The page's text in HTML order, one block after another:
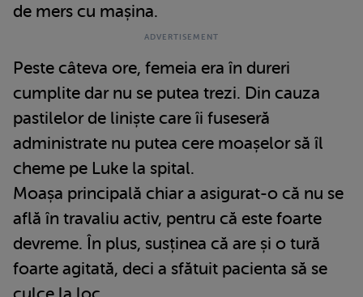
de mers cu mașina.
Peste câteva ore, femeia era în dureri
cumplite dar nu se putea trezi. Din cauza
pastilelor de liniște care îi fuseseră
administrate nu putea cere moașelor să îl
cheme pe Luke la spital.
Moașa principală chiar a asigurat-o că nu se
află în travaliu activ, pentru că este foarte
devreme. În plus, susținea că are și o tură
foarte agitată, deci a sfătuit pacienta să se